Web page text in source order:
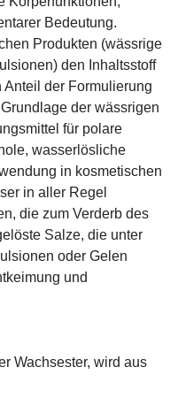
Bedeutung.
Produkten (wässrige
den Inhaltsstoff
der Formulierung
der wässrigen
für polare
wasserlösliche
in kosmetischen
in aller Regel
die zum Verderb des
Salze, die unter
oder Gelen
und
Wachsester, wird aus